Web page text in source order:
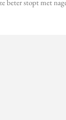
beter stopt met